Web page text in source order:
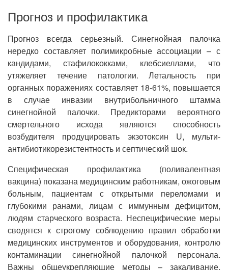
Прогноз и профилактика
Прогноз всегда серьезный. Синегнойная палочка
нередко составляет полимикробные ассоциации – с
кандидами, стафилококками, клебсиеллами, что
утяжеляет течение патологии. Летальность при
органных поражениях составляет 18-61%, повышается
в случае инвазии внутрибольничного штамма
синегнойной палочки. Предикторами вероятного
смертельного исхода являются способность
возбудителя продуцировать экзотоксин U, мульти-
антибиотикорезистентность и септический шок.
Специфическая профилактика (поливалентная
вакцина) показана медицинским работникам, ожоговым
больным, пациентам с открытыми переломами и
глубокими ранами, лицам с иммунным дефицитом,
людям старческого возраста. Неспецифические меры
сводятся к строгому соблюдению правил обработки
медицинских инструментов и оборудования, контролю
контаминации синегнойной палочкой персонала.
Важны общеукрепляющие методы – закаливание,